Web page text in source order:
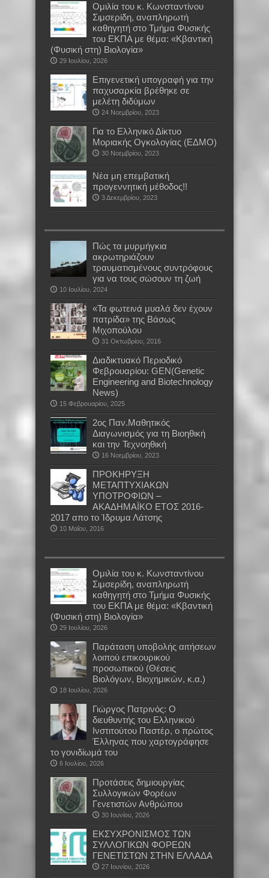
Oμιλία του κ. Κωνσταντίνου
Σιμσερίδη, αναπληρωτή
καθηγητή στο Τμήμα Φυσικής
του ΕΚΠΑ με θέμα: «Κβαντική
(Φυσική στη) Βιολογία»
29 Ιουλίου, 2026
Επιγενετική υπογραφή για την
παχυσαρκία βρέθηκε σε
μελέτη διδύμων
24 Νοεμβρίου, 2023
Για το Ελληνικό Δίκτυο
Μοριακής Ογκολογίας (ΕΔΜΟ)
30 Νοεμβρίου, 2023
Νέα μη επεμβατική
προγεννητική μέθοδος!!
3 Δεκεμβρίου, 2023
Πώς τα μυρμήγκια
ακρωτηριάζουν
τραυματισμένους συντρόφους
για να τους σώσουν τη ζωή
10 Ιουλίου, 2024
«Τα φωτεινά μυαλά δεν έχουν
πατρίδα» της Βάσως
Μιχοπούλου
31 Οκτωβρίου, 2016
Διαδικτυακό Περιοδικό
Φεβρουαρίου: GEN(Genetic
Engineering and Biotechnology
News)
15 Φεβρουαρίου, 2025
2ος Παν.Μαθητικός
Διαγωνισμός για τη Βιοηθική
και την Τεχνοηθική
16 Νοεμβρίου, 2023
ΠΡΟΚΗΡΥΞΗ
ΜΕΤΑΠΤΥΧΙΑΚΩΝ
ΥΠΟΤΡΟΦΙΩΝ –
ΑΚΑΔΗΜΑΪΚΟ ΕΤΟΣ 2016-
2017 απο το Ίδρυμα Λάτσης
10 Μαΐου, 2016
Oμιλία του κ. Κωνσταντίνου
Σιμσερίδη, αναπληρωτή
καθηγητή στο Τμήμα Φυσικής
του ΕΚΠΑ με θέμα: «Κβαντική
(Φυσική στη) Βιολογία»
29 Ιουλίου, 2026
Παράταση υποβολής αιτήσεων
λοιπού επικουρικού
προσωπικού (Θέσεις
Βιολόγων, Βιοχημικών, κ.α.)
18 Ιουλίου, 2026
Γιώργος Πατρινός: Ο
διευθυντής του Ελληνικού
Ινστιτούτου Παστέρ, ο πρώτος
Έλληνας που χαρτογράφησε
το γονιδίωμά του
6 Ιουλίου, 2026
Προτάσεις δημιουργίας
Συλλογικών Φορέων
Γενετιστών Ανθρώπου
30 Ιουνίου, 2026
EKΣΥΧΡΟΝΙΣΜΟΣ ΤΩΝ
ΣΥΛΛΟΓΙΚΩΝ ΦΟΡΕΩΝ
ΓΕΝΕΤΙΣΤΩΝ ΣΤΗΝ ΕΛΛΑΔΑ
27 Ιουνίου, 2026